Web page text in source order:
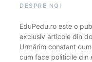
DESPRE NOI
EduPedu.ro este o
exclusiv articole din
Urmărim constant
cum face politicile din